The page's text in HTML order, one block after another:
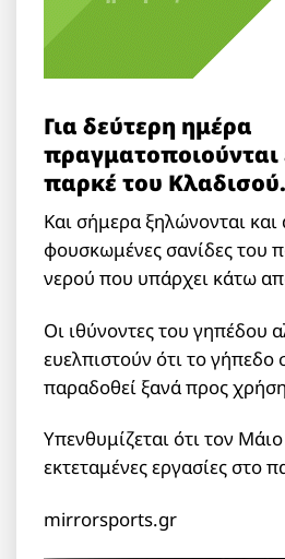
Για δεύτερη ημέρα
πραγματοποιούνται
παρκέ του Κλαδισού.
Και σήμερα ξηλώνονται και
φουσκωμένες σανίδες του
νερού που υπάρχει κάτω
Οι ιθύνοντες του γηπέδου
ευελπιστούν ότι το
παραδοθεί ξανά προς
Υπενθυμίζεται ότι τον Μάιο
εκτεταμένες εργασίες στο
mirrorsports.gr